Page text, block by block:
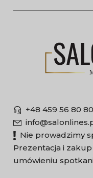
+48 459 56 80 80
Nie prowadzimy
Prezentacja i
umówieniu